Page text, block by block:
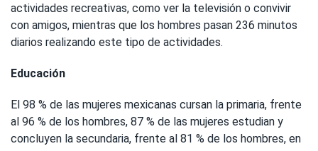
actividades recreativas, como ver la televisión o convivir
con amigos, mientras que los hombres pasan 236 minutos
diarios realizando este tipo de actividades.
Educación
El 98 % de las mujeres mexicanas cursan la primaria, frente
al 96 % de los hombres, 87 % de las mujeres estudian y
concluyen la secundaria, frente al 81 % de los hombres, en